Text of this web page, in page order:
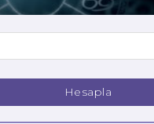
Hesapla